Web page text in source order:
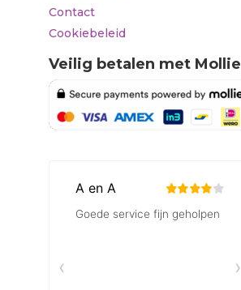
Contact
Cookiebeleid
Veilig betalen met Mollie